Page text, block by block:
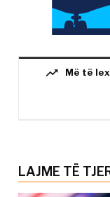
trending_up Më të
LAJME TË